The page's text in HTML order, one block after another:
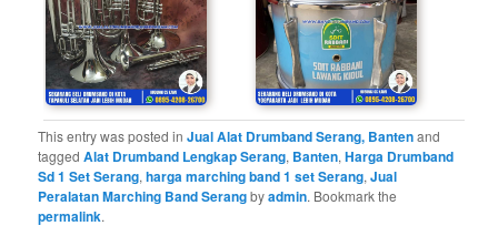
This entry was posted inJual Alat Drumband Serang, Bantenand
taggedAlat Drumband Lengkap Serang, Banten,Harga Drumband
Sd 1 Set Serang,harga marching band 1 set Serang,Jual
Peralatan Marching Band Serangbyadmin. Bookmark the
permalink.